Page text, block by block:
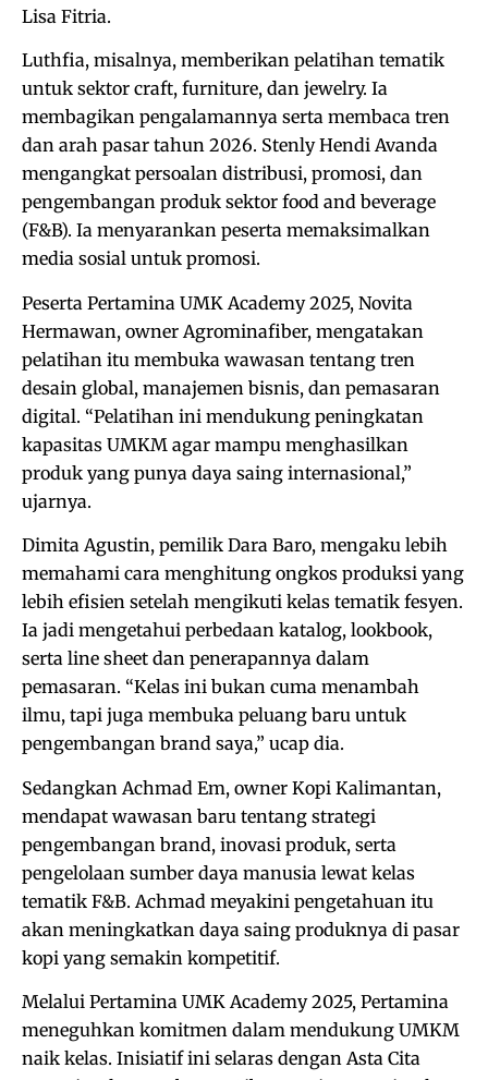
Lisa Fitria.
Luthfia, misalnya, memberikan pelatihan tematik
untuk sektor craft, furniture, dan jewelry. Ia
membagikan pengalamannya serta membaca tren
dan arah pasar tahun 2026. Stenly Hendi Avanda
mengangkat persoalan distribusi, promosi, dan
pengembangan produk sektor food and beverage
(F&B). Ia menyarankan peserta memaksimalkan
media sosial untuk promosi.
Peserta Pertamina UMK Academy 2025, Novita
Hermawan, owner Agrominafiber, mengatakan
pelatihan itu membuka wawasan tentang tren
desain global, manajemen bisnis, dan pemasaran
digital. “Pelatihan ini mendukung peningkatan
kapasitas UMKM agar mampu menghasilkan
produk yang punya daya saing internasional,”
ujarnya.
Dimita Agustin, pemilik Dara Baro, mengaku lebih
memahami cara menghitung ongkos produksi yang
lebih efisien setelah mengikuti kelas tematik fesyen.
Ia jadi mengetahui perbedaan katalog, lookbook,
serta line sheet dan penerapannya dalam
pemasaran. “Kelas ini bukan cuma menambah
ilmu, tapi juga membuka peluang baru untuk
pengembangan brand saya,” ucap dia.
Sedangkan Achmad Em, owner Kopi Kalimantan,
mendapat wawasan baru tentang strategi
pengembangan brand, inovasi produk, serta
pengelolaan sumber daya manusia lewat kelas
tematik F&B. Achmad meyakini pengetahuan itu
akan meningkatkan daya saing produknya di pasar
kopi yang semakin kompetitif.
Melalui Pertamina UMK Academy 2025, Pertamina
meneguhkan komitmen dalam mendukung UMKM
naik kelas. Inisiatif ini selaras dengan Asta Cita